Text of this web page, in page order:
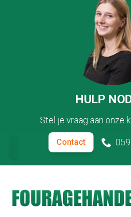
HULP
Stel je vraag aan onze
Contact